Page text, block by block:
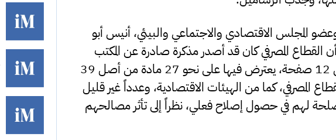
المجلس الاقتصادي والاجتماعي والبيئي، أنيس أبو
القطاع المصرفي كان قد أصدر مذكرة صادرة عن المكتب
القانوني لجمعية المصارف، تتألف من 12 صفحة، يعترض فيها على نحو 27 مادة من أصل 39
المصرفي، كما من الهيئات الاقتصادية، وعدداً غير قليل
لهم في حصول إصلاح فعلي، نظراً إلى تأثر مصالحهم